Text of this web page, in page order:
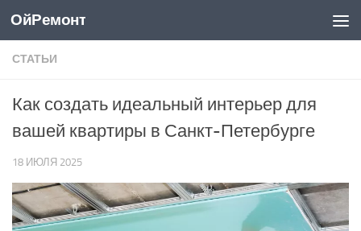
Перейти к содержимому
ОйРемонт
СТАТЬИ
Как создать идеальный интерьер для
вашей квартиры в Санкт-Петербурге
18 ИЮЛЯ 2025